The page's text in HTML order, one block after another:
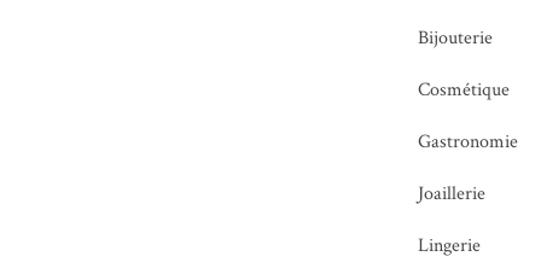
Bijouterie
Cosmétique
Gastronomie
Joaillerie
Lingerie